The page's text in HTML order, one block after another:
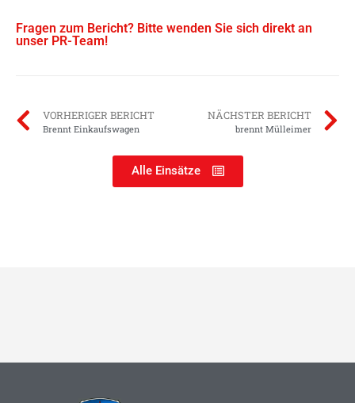
Fragen zum Bericht? Bitte wenden Sie sich direkt an
unser PR-Team!
VORHERIGER BERICHT
Brennt Einkaufswagen
NÄCHSTER BERICHT
brennt Mülleimer
Alle Einsätze